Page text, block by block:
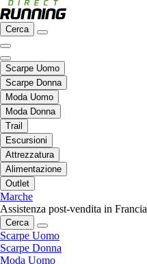
Cerca
Scarpe Uomo
Scarpe Donna
Moda Uomo
Moda Donna
Trail
Escursioni
Attrezzatura
Alimentazione
Outlet
Marche
Assistenza post-vendita in Francia
Cerca
Scarpe Uomo
Scarpe Donna
Moda Uomo